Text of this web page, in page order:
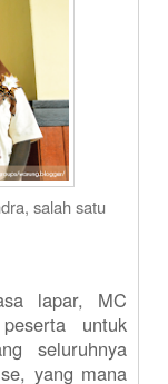
salah satu
lapar, MC
untuk
seluruhnya
yang mana